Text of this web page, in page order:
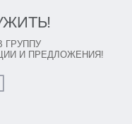
ГРУППУ
И ПРЕДЛОЖЕНИЯ!